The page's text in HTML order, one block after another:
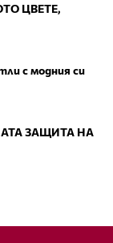
ЦВЕТЕ,
с модния си
ЗАЩИТА НА